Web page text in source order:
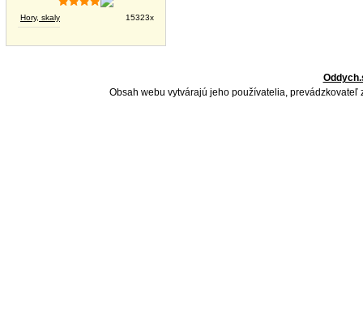
Hory, skaly 15323x
Obsah webu vytvárajú jeho používatelia,